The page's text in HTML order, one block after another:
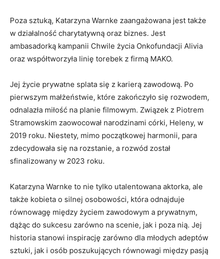
Poza sztuką, Katarzyna Warnke zaangażowana jest także
w działalność charytatywną oraz biznes. Jest
ambasadorką kampanii Chwile życia Onkofundacji Alivia
oraz współtworzyła linię torebek z firmą MAKO.
Jej życie prywatne splata się z karierą zawodową. Po
pierwszym małżeństwie, które zakończyło się rozwodem,
odnalazła miłość na planie filmowym. Związek z Piotrem
Stramowskim zaowocował narodzinami córki, Heleny, w
2019 roku. Niestety, mimo początkowej harmonii, para
zdecydowała się na rozstanie, a rozwód został
sfinalizowany w 2023 roku.
Katarzyna Warnke to nie tylko utalentowana aktorka, ale
także kobieta o silnej osobowości, która odnajduje
równowagę między życiem zawodowym a prywatnym,
dążąc do sukcesu zarówno na scenie, jak i poza nią. Jej
historia stanowi inspirację zarówno dla młodych adeptów
sztuki, jak i osób poszukujących równowagi między pasją